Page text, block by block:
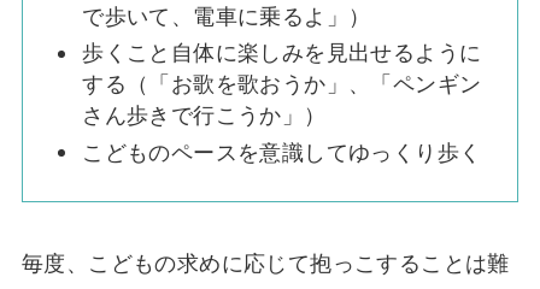
で歩いて、電車に乗るよ」）
歩くこと自体に楽しみを見出せるように
する（「お歌を歌おうか」、「ペンギン
さん歩きで行こうか」）
こどものペースを意識してゆっくり歩く
毎度、こどもの求めに応じて抱っこすることは難